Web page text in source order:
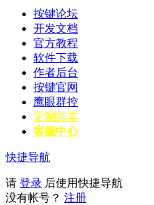
按键论坛
开发文档
官方教程
软件下载
作者后台
按键官网
鹰眼群控
定制脚本
客服中心
快捷导航
请 登录 后使用快捷导航
没有帐号？ 注册